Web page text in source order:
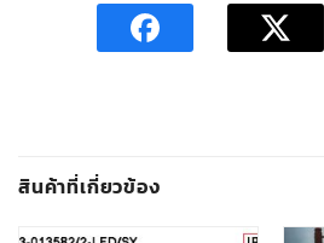
สินค้าที่เกี่ยวข้อง